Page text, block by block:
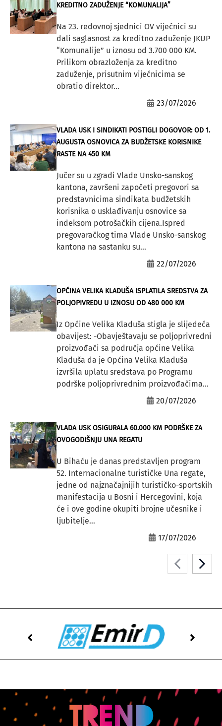
KREDITNO ZADUŽENJE “KOMUNALIJA”
Na 23. redovnoj sjednici OV vijećnici su
dali saglasnost za kreditno zaduženje JKUP
“Komunalije” u iznosu od 3.700 000 KM.
Prilikom obrazloženja za kreditno
zaduženje, prisutnim vijećnicima se
obratio direktor...
23/07/2026
VLADA USK I SINDIKATI POSTIGLI DOGOVOR: OD 1.
AUGUSTA OSNOVICA ZA BUDŽETSKE KORISNIKE
RASTE NA 450 KM
Jučer su u zgradi Vlade Unsko-sanskog
kantona, završeni započeti pregovori sa
predstavnicima sindikata budžetskih
korisnika o usklađivanju osnovice sa
indeksom potrošačkih cijena.Ispred
pregovaračkog tima Vlade Unsko-sanskog
kantona na sastanku su...
22/07/2026
OPĆINA VELIKA KLADUŠA ISPLATILA SREDSTVA ZA
POLJOPIVREDU U IZNOSU OD 480 000 KM
Iz Općine Velika Kladuša stigla je slijedeća
obavijest: -Obavještavaju se poljoprivredni
proizvođači sa područja općine Velika
Kladuša da je Općina Velika Kladuša
izvršila uplatu sredstava po Programu
podrške poljoprivrednim proizvođačima...
20/07/2026
VLADA USK OSIGURALA 60.000 KM PODRŠKE ZA
OVOGODIŠNJU UNA REGATU
U Bihaću je danas predstavljen program
52. Internacionalne turističke Una regate,
jedne od najznačajnijih turističko-sportskih
manifestacija u Bosni i Hercegovini, koja
će i ove godine okupiti brojne učesnike i
ljubitelje...
17/07/2026